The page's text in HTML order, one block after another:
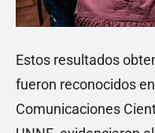
Estos resultados
fueron reconocidos
Comunicaciones